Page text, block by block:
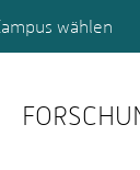
wählen